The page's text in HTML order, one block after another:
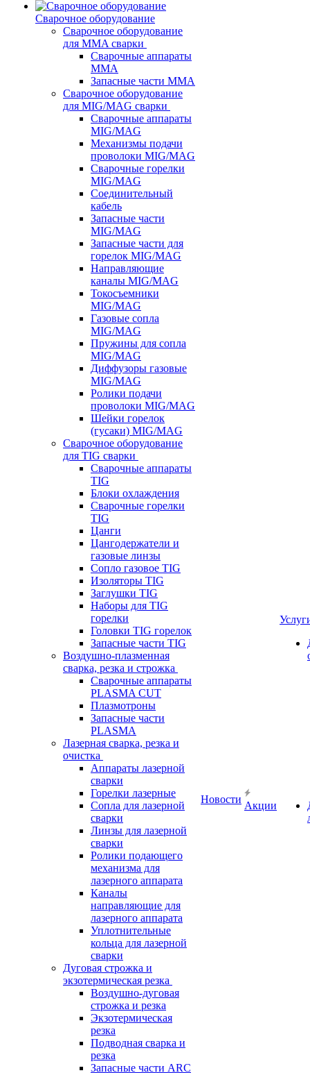
Сварочное оборудование
Сварочное оборудование
для MMA сварки
Сварочные аппараты
MMA
Запасные части MMA
Сварочное оборудование
для MIG/MAG сварки
Сварочные аппараты
MIG/MAG
Механизмы подачи
проволоки MIG/MAG
Сварочные горелки
MIG/MAG
Соединительный
кабель
Запасные части
MIG/MAG
Запасные части для
горелок MIG/MAG
Направляющие
каналы MIG/MAG
Токосъемники
MIG/MAG
Газовые сопла
MIG/MAG
Пружины для сопла
MIG/MAG
Диффузоры газовые
MIG/MAG
Ролики подачи
проволоки MIG/MAG
Шейки горелок
(гусаки) MIG/MAG
Сварочное оборудование
для TIG сварки
Сварочные аппараты
TIG
Блоки охлаждения
Сварочные горелки
TIG
Цанги
Цангодержатели и
газовые линзы
Сопло газовое TIG
Изоляторы TIG
Заглушки TIG
Наборы для TIG
горелки
Головки TIG горелок
Запасные части TIG
Воздушно-плазменная
сварка, резка и строжка
Сварочные аппараты
PLASMA CUT
Плазмотроны
Запасные части
PLASMA
Лазерная сварка, резка и
очистка
Аппараты лазерной
сварки
Горелки лазерные
Сопла для лазерной
сварки
Линзы для лазерной
сварки
Ролики подающего
механизма для
лазерного аппарата
Каналы
направляющие для
лазерного аппарата
Уплотнительные
кольца для лазерной
сварки
Дуговая строжка и
экзотермическая резка
Воздушно-дуговая
строжка и резка
Экзотермическая
резка
Подводная сварка и
резка
Запасные части ARC
Новости
Акции